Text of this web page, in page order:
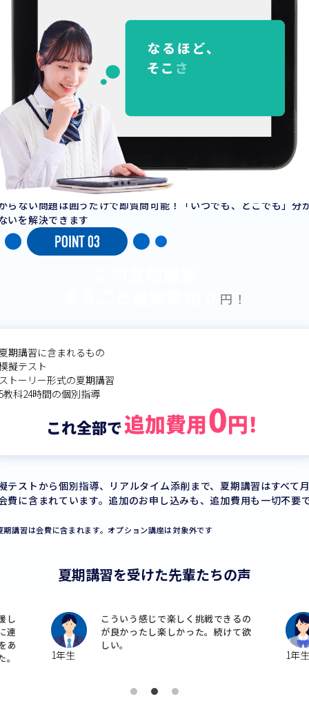
らない問題は囲うだけで即質問可能！「いつでも、どこでも」分
いを解決できます
円！
期講習に含まれるもの
擬テスト
トーリー形式の夏期講習
教科24時間の個別指導
テストから個別指導、リアルタイム添削まで、夏期講習はすべて
費に含まれています。追加のお申し込みも、追加費用も一切不要
講習は会費に含まれます。オプション講座は対象外です
夏期講習を受けた先輩たちの声
の
欲
1年生
高校の入試の勉強が早いうちにでき
るからありがたいと思った。
1年生